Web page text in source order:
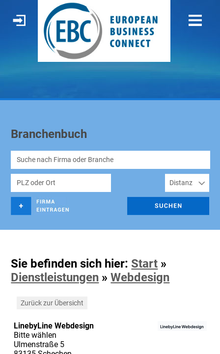
Branchenbuch
Sie befinden sich hier: Start »
Dienstleistungen »Webdesign
Zurück zur Übersicht
LinebyLine Webdesign
Bitte wählen
Ulmenstraße 5